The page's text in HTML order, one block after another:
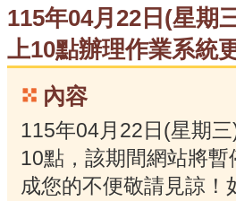
115年04月22日(星期
上10點辦理作業系統
內容
115年04月22日(星期
10點，該期間網站將暫
成您的不便敬請見諒！